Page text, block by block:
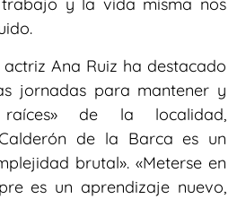
y la vida misma nos
actriz Ana Ruiz ha destacado
jornadas para mantener y
de la localidad,
de la Barca es un
brutal». «Meterse en
es un aprendizaje nuevo,